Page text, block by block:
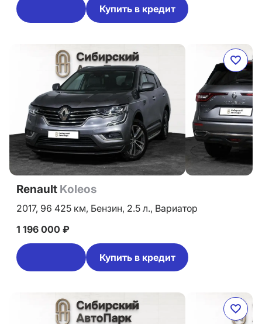
Купить в кредит
Renault Koleos
2017, 96 425 км, Бензин, 2.5 л., Вариатор
1 196 000 ₽
Купить в кредит